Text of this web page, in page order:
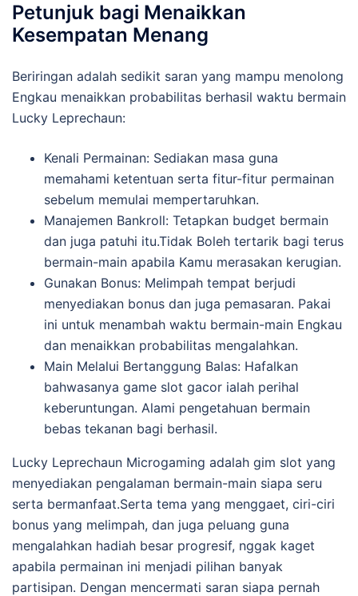
Petunjuk bagi Menaikkan
Kesempatan Menang
Beriringan adalah sedikit saran yang mampu menolong
Engkau menaikkan probabilitas berhasil waktu bermain
Lucky Leprechaun:
Kenali Permainan: Sediakan masa guna
memahami ketentuan serta fitur-fitur permainan
sebelum memulai mempertaruhkan.
Manajemen Bankroll: Tetapkan budget bermain
dan juga patuhi itu.Tidak Boleh tertarik bagi terus
bermain-main apabila Kamu merasakan kerugian.
Gunakan Bonus: Melimpah tempat berjudi
menyediakan bonus dan juga pemasaran. Pakai
ini untuk menambah waktu bermain-main Engkau
dan menaikkan probabilitas mengalahkan.
Main Melalui Bertanggung Balas: Hafalkan
bahwasanya game slot gacor ialah perihal
keberuntungan. Alami pengetahuan bermain
bebas tekanan bagi berhasil.
Lucky Leprechaun Microgaming adalah gim slot yang
menyediakan pengalaman bermain-main siapa seru
serta bermanfaat.Serta tema yang menggaet, ciri-ciri
bonus yang melimpah, dan juga peluang guna
mengalahkan hadiah besar progresif, nggak kaget
apabila permainan ini menjadi pilihan banyak
partisipan. Dengan mencermati saran siapa pernah